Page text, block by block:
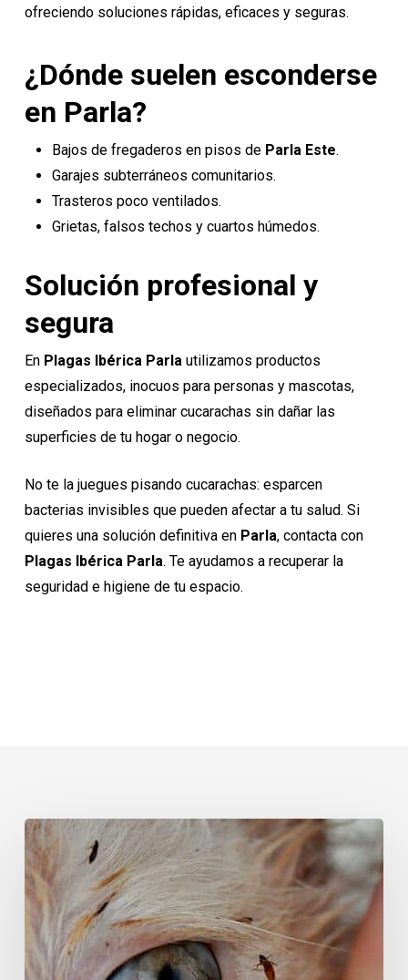
ofreciendo soluciones rápidas, eficaces y seguras.
¿Dónde suelen esconderse
en Parla?
Bajos de fregaderos en pisos de Parla Este.
Garajes subterráneos comunitarios.
Trasteros poco ventilados.
Grietas, falsos techos y cuartos húmedos.
Solución profesional y
segura
En Plagas Ibérica Parlautilizamos productos
especializados, inocuos para personas y mascotas,
diseñados para eliminar cucarachas sin dañar las
superficies de tu hogar o negocio.
No te la juegues pisando cucarachas: esparcen
bacterias invisibles que pueden afectar a tu salud. Si
quieres una solución definitiva en Parla, contacta con
Plagas Ibérica Parla. Te ayudamos a recuperar la
seguridad e higiene de tu espacio.
Información
esencial
para
prevenir
eliminar